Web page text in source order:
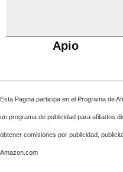
Apio
Esta Pagina participa en el Programa de
un programa de publicidad para afiliados
obtener comisiones por publicidad,
Amazon.com